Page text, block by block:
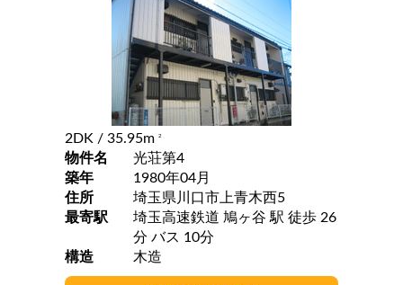
2DK / 35.95m 2
物件名
光荘第4
築年
1980年04月
住所
埼玉県川口市上青木西5
最寄駅
埼玉高速鉄道 鳩ヶ谷 駅 徒歩 26
分 バス 10分
構造
木造